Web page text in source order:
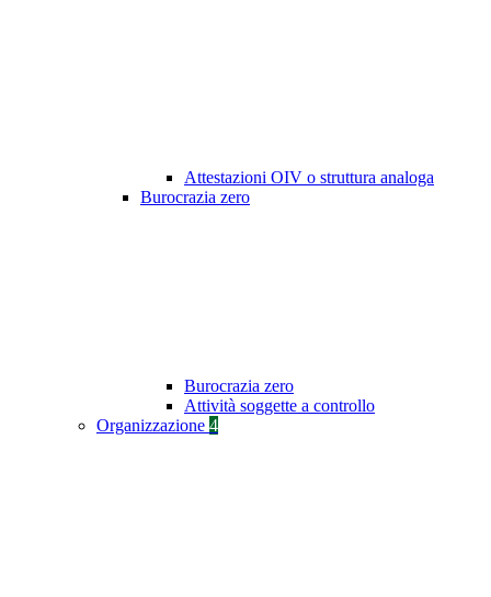
Attestazioni OIV o struttura analoga
Burocrazia zero
Burocrazia zero
Attività soggette a controllo
Organizzazione 4